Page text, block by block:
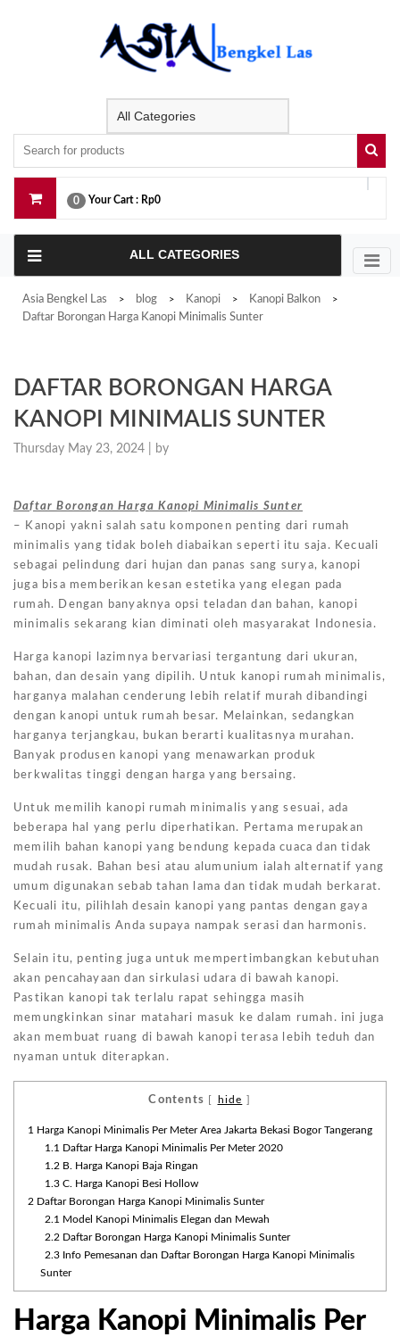
0 Your Cart : Rp0
ALL CATEGORIES
Asia Bengkel Las > blog > Kanopi > Kanopi Balkon >
Daftar Borongan Harga Kanopi Minimalis Sunter
DAFTAR BORONGAN HARGA
KANOPI MINIMALIS SUNTER
Thursday May 23, 2024 | by
Daftar Borongan Harga Kanopi Minimalis Sunter
– Kanopi yakni salah satu komponen penting dari rumah
minimalis yang tidak boleh diabaikan seperti itu saja. Kecuali
sebagai pelindung dari hujan dan panas sang surya, kanopi
juga bisa memberikan kesan estetika yang elegan pada
rumah. Dengan banyaknya opsi teladan dan bahan, kanopi
minimalis sekarang kian diminati oleh masyarakat Indonesia.
Harga kanopi lazimnya bervariasi tergantung dari ukuran,
bahan, dan desain yang dipilih. Untuk kanopi rumah minimalis,
harganya malahan cenderung lebih relatif murah dibandingi
dengan kanopi untuk rumah besar. Melainkan, sedangkan
harganya terjangkau, bukan berarti kualitasnya murahan.
Banyak produsen kanopi yang menawarkan produk
berkwalitas tinggi dengan harga yang bersaing.
Untuk memilih kanopi rumah minimalis yang sesuai, ada
beberapa hal yang perlu diperhatikan. Pertama merupakan
memilih bahan kanopi yang bendung kepada cuaca dan tidak
mudah rusak. Bahan besi atau alumunium ialah alternatif yang
umum digunakan sebab tahan lama dan tidak mudah berkarat.
Kecuali itu, pilihlah desain kanopi yang pantas dengan gaya
rumah minimalis Anda supaya nampak serasi dan harmonis.
Selain itu, penting juga untuk mempertimbangkan kebutuhan
akan pencahayaan dan sirkulasi udara di bawah kanopi.
Pastikan kanopi tak terlalu rapat sehingga masih
memungkinkan sinar matahari masuk ke dalam rumah. ini juga
akan membuat ruang di bawah kanopi terasa lebih teduh dan
nyaman untuk diterapkan.
Contents hide
1
Harga Kanopi Minimalis Per Meter Area Jakarta Bekasi Bogor Tangerang
1.1
Daftar Harga Kanopi Minimalis Per Meter 2020
1.2 B. Harga Kanopi Baja Ringan
1.3C. Harga Kanopi Besi Hollow
2 Daftar Borongan Harga Kanopi Minimalis Sunter
2.1
Model Kanopi Minimalis Elegan dan Mewah
2.2 Daftar Borongan Harga Kanopi Minimalis Sunter
2.3Info Pemesanan dan Daftar Borongan Harga Kanopi Minimalis
Sunter
Harga Kanopi Minimalis Per